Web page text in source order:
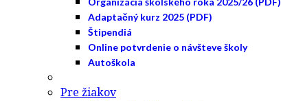
Adaptačný kurz 2025 (PDF)
Štipendiá
Online potvrdenie o návšteve školy
Autoškola
Pre žiakov